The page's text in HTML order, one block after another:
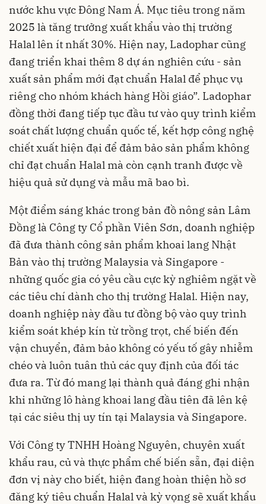
nước khu vực Đông Nam Á. Mục tiêu trong năm
2025 là tăng trưởng xuất khẩu vào thị trường
Halal lên ít nhất 30%. Hiện nay, Ladophar cũng
đang triển khai thêm 8 dự án nghiên cứu - sản
xuất sản phẩm mới đạt chuẩn Halal để phục vụ
riêng cho nhóm khách hàng Hồi giáo”. Ladophar
đồng thời đang tiếp tục đầu tư vào quy trình kiểm
soát chất lượng chuẩn quốc tế, kết hợp công nghệ
chiết xuất hiện đại để đảm bảo sản phẩm không
chỉ đạt chuẩn Halal mà còn cạnh tranh được về
hiệu quả sử dụng và mẫu mã bao bì.
Một điểm sáng khác trong bản đồ nông sản Lâm
Đồng là Công ty Cổ phần Viên Sơn, doanh nghiệp
đã đưa thành công sản phẩm khoai lang Nhật
Bản vào thị trường Malaysia và Singapore -
những quốc gia có yêu cầu cực kỳ nghiêm ngặt về
các tiêu chí dành cho thị trường Halal. Hiện nay,
doanh nghiệp này đầu tư đồng bộ vào quy trình
kiểm soát khép kín từ trồng trọt, chế biến đến
vận chuyển, đảm bảo không có yếu tố gây nhiễm
chéo và luôn tuân thủ các quy định của đối tác
đưa ra. Từ đó mang lại thành quả đáng ghi nhận
khi những lô hàng khoai lang đầu tiên đã lên kệ
tại các siêu thị uy tín tại Malaysia và Singapore.
Với Công ty TNHH Hoàng Nguyên, chuyên xuất
khẩu rau, củ và thực phẩm chế biến sẵn, đại diện
đơn vị này cho biết, hiện đang hoàn thiện hồ sơ
đăng ký tiêu chuẩn Halal và kỳ vọng sẽ xuất khẩu